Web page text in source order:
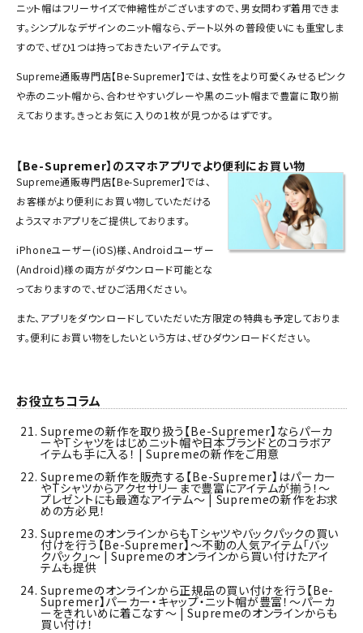
CONTENTS
ACCOUNT MENU
ようこそ ゲスト 様
Follow us
ニット帽はフリーサイズで伸縮性がございますので、男女問わず着用できま
す。シンプルなデザインのニット帽なら、デート以外の普段使いにも重宝しま
すので、ぜひ1つは持っておきたいアイテムです。
Supreme通販専門店【Be-Supremer】では、女性をより可愛くみせるピンク
や赤のニット帽から、合わせやすいグレーや黒のニット帽まで豊富に取り揃
えております。きっとお気に入りの1枚が見つかるはずです。
【Be-Supremer】のスマホアプリでより便利にお買い物
Supreme通販専門店【Be-Supremer】では、
お客様がより便利にお買い物していただける
ようスマホアプリをご提供しております。
iPhoneユーザー(iOS)様、Androidユーザー
(Android)様の両方がダウンロード可能とな
っておりますので、ぜひご活用ください。
また、アプリをダウンロードしていただいた方限定の特典も予定しておりま
す。便利にお買い物をしたいという方は、ぜひダウンロードください。
お役立ちコラム
Supremeの新作を取り扱う【Be-Supremer】ならパーカ
ーやTシャツをはじめニット帽や日本ブランドとのコラボア
イテムも手に入る！ | Supremeの新作をご用意
Supremeの新作を販売する【Be-Supremer】はパーカー
やTシャツからアクセサリーまで豊富にアイテムが揃う！～
プレゼントにも最適なアイテム～ | Supremeの新作をお求
めの方必見！
SupremeのオンラインからもTシャツやバックパックの買い
付けを行う【Be-Supremer】～不動の人気アイテム「バッ
クパック」～ | Supremeのオンラインから買い付けたアイ
テムも提供
Supremeのオンラインから正規品の買い付けを行う【Be-
Supremer】パーカー・キャップ・ニット帽が豊富！～パーカ
ーをきれいめに着こなす～ | Supremeのオンラインからも
買い付け！